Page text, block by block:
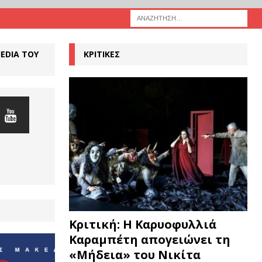
ΤΟΥ
ΚΡΙΤΙΚΕΣ
Κριτική: Η Καρυοφυλλιά
Καραμπέτη απογειώνει τη
«Μήδεια» του Νικίτα